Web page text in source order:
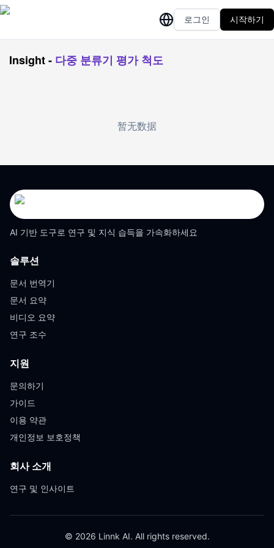
로그인 시작하기
Insight- 다중 분류기 평가 척도
暂无数据
AI 기반 도구로 연구 및 지식 습득을 가속화하세요
솔루션
문서 번역기
문서 요약
비디오 요약
연구 조수
지원
문의하기
가이드
이용 약관
개인정보 보호정책
회사 소개
연구 및 인사이트
© 2026 Linnk AI. All rights reserved.